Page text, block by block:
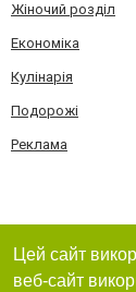
Жіночий розділ
Економіка
Кулінарія
Подорожі
Реклама
Цей сайт
веб-сайт